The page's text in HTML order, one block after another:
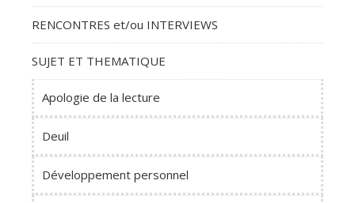
RENCONTRES et/ou INTERVIEWS
SUJET ET THEMATIQUE
Apologie de la lecture
Deuil
Développement personnel